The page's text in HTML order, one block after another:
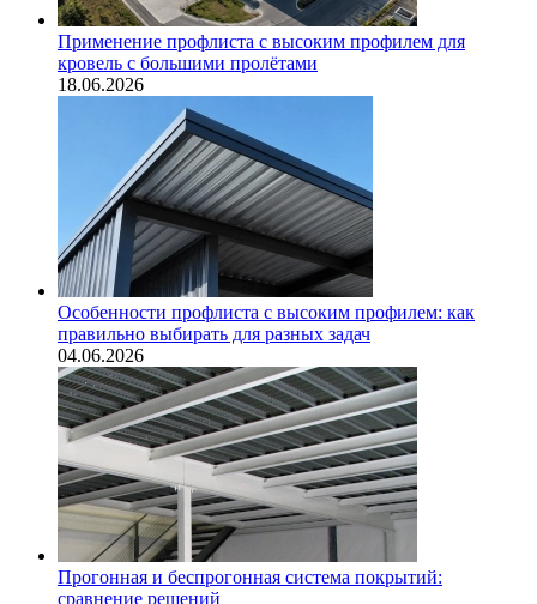
Применение профлиста с высоким профилем для
кровель с большими пролётами
18.06.2026
Особенности профлиста с высоким профилем: как
правильно выбирать для разных задач
04.06.2026
Прогонная и беспрогонная система покрытий:
сравнение решений